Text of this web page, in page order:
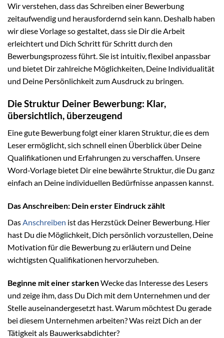
Wir verstehen, dass das Schreiben einer Bewerbung
zeitaufwendig und herausfordernd sein kann. Deshalb haben
wir diese Vorlage so gestaltet, dass sie Dir die Arbeit
erleichtert und Dich Schritt für Schritt durch den
Bewerbungsprozess führt. Sie ist intuitiv, flexibel anpassbar
und bietet Dir zahlreiche Möglichkeiten, Deine Individualität
und Deine Persönlichkeit zum Ausdruck zu bringen.
Die Struktur Deiner Bewerbung: Klar,
übersichtlich, überzeugend
Eine gute Bewerbung folgt einer klaren Struktur, die es dem
Leser ermöglicht, sich schnell einen Überblick über Deine
Qualifikationen und Erfahrungen zu verschaffen. Unsere
Word-Vorlage bietet Dir eine bewährte Struktur, die Du ganz
einfach an Deine individuellen Bedürfnisse anpassen kannst.
Das Anschreiben: Dein erster Eindruck zählt
DasAnschreiben ist das Herzstück Deiner Bewerbung. Hier
hast Du die Möglichkeit, Dich persönlich vorzustellen, Deine
Motivation für die Bewerbung zu erläutern und Deine
wichtigsten Qualifikationen hervorzuheben.
Beginne mit einer starkenWecke das Interesse des Lesers
und zeige ihm, dass Du Dich mit dem Unternehmen und der
Stelle auseinandergesetzt hast. Warum möchtest Du gerade
bei diesem Unternehmen arbeiten? Was reizt Dich an der
Tätigkeit als Bauwerksabdichter?